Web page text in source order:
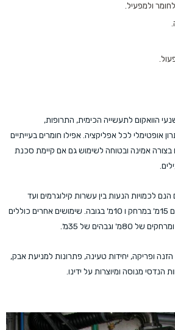
ולמפעיל.
הוואקום לתעשייה הכימית, התרופות,
אופטימלי לכל אפליקציה. אפילו חומרים בעייתיים
בצורה אמינה ובטוחה לשימוש גם אם קיימת סכנת
לכמויות הנעות בין עשרות קילוגרמים ועד
5טנ"ש כשמרחקי השינוע הנם 15מ' במרחק ו 10מ' בגובה. שימושים אחרים כוללים
הזנה ופריקה, יחידות טעינה, פתרונות למניעת אבק,
הנדסי מנוסה ומיוצרות על ידינו.